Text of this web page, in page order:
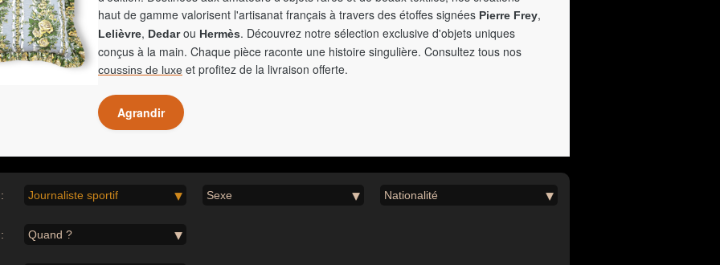
haut de gamme valorisent l'artisanat français à travers des étoffes signées Pierre Frey,
Lelièvre, Dedarou Hermès. Découvrez notre sélection exclusive d'objets uniques
conçus à la main. Chaque pièce raconte une histoire singulière. Consultez tous nos
coussins de luxe et profitez de la livraison offerte.
Agrandir
Journaliste sportif Sexe Nationalité
Quand ?